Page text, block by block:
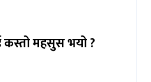
कस्तो महसुस भयो ?